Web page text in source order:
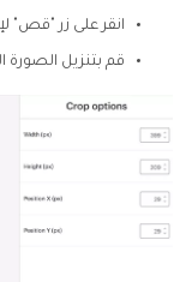
انقر على زر "قص"
قم بتنزيل الصورة